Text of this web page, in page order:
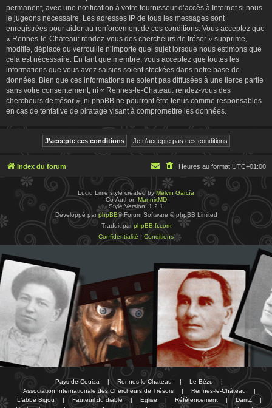
permanent, avec une notification à votre fournisseur d’accès à Internet si nous
le jugeons nécessaire. Les adresses IP de tous les messages sont
enregistrées pour aider au renforcement de ces conditions. Vous acceptez que
« Rennes-le-Chateau: rendez-vous des chercheurs de trésor » supprime,
modifie, déplace ou verrouille n’importe quel sujet lorsque nous estimons que
cela est nécessaire. En tant que membre, vous acceptez que toutes les
informations que vous avez saisies soient stockées dans notre base de
données. Bien que ces informations ne soient pas diffusées à une tierce partie
sans votre consentement, ni « Rennes-le-Chateau: rendez-vous des
chercheurs de trésor », ni phpBB ne pourront être tenus comme responsables
en cas de tentative de piratage visant à compromettre les données.
Index du forum Heures au format UTC+01:00
Lucid Lime style created byMelvin García
Co-Author: MannixMD
Style Version: 1.2.1
Développé parphpBB® Forum Software © phpBB Limited
Traduit parphpBB-fr.com
Confidentialité | Conditions
Pays de Couiza | Rennes le Chateau | Le Bézu
|
Association Internationale des Chercheurs de Trésors
| Rennes-le-Château
|
L'abbé Bigou
| Fauteuil du diable | Eglise | Référencement | DamZ
|